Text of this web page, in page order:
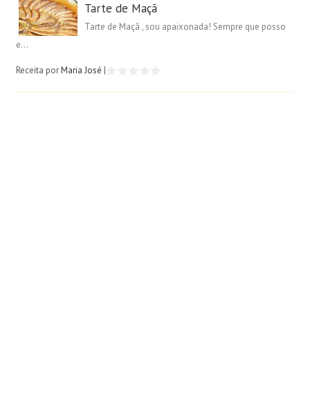
Tarte de Maçã
Tarte de Maçã , sou apaixonada! Sempre que posso
e...
Receita porMaria José |